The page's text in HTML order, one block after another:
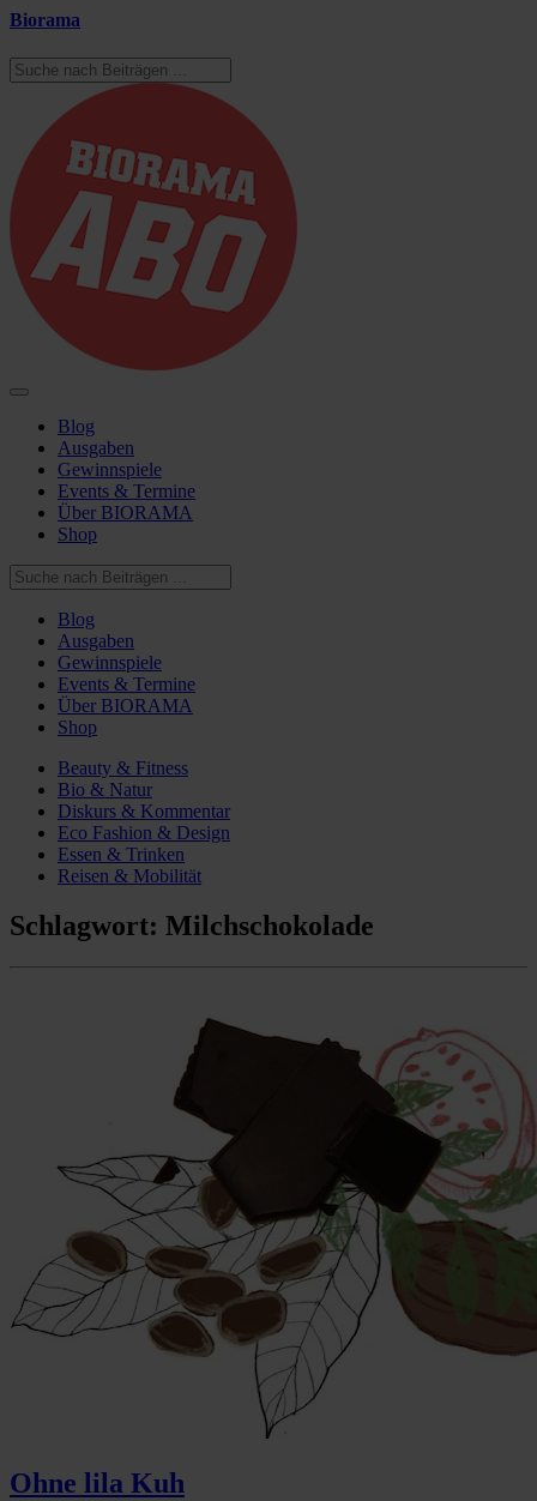
Biorama
Blog
Ausgaben
Gewinnspiele
Events & Termine
Über BIORAMA
Shop
Blog
Ausgaben
Gewinnspiele
Events & Termine
Über BIORAMA
Shop
Beauty & Fitness
Bio & Natur
Diskurs & Kommentar
Eco Fashion & Design
Essen & Trinken
Reisen & Mobilität
Schlagwort: Milchschokolade
Ohne lila Kuh